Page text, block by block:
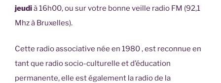
jeudià 16h00, ou sur votre bonne veille radio FM (92,1
Mhz à Bruxelles).
Cette radio associative née en 1980 , est reconnue en
tant que radio socio-culturelle et d’éducation
permanente, elle est également la radio de la